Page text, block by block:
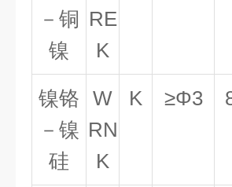
－铜
镍
RE
K
镍铬
－镍
硅
W
RN
K
K ≥Φ3